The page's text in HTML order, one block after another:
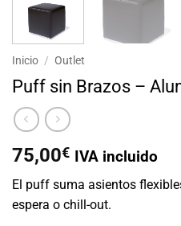
Inicio / Outlet
Puff sin Brazos –
75,00€ IVA incluido
El puff suma asientos
espera o chill-out.